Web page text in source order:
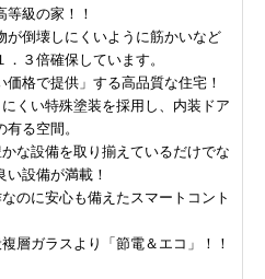
級の家！！
が倒壊しにくいように筋かいなど
３倍確保しています。
価格で提供」する高品質な住宅！
くい特殊塗装を採用し、内装ドア
る空間。
な設備を取り揃えているだけでな
い設備が満載！
のに安心も備えたスマートコント
層ガラスより「節電＆エコ」！！